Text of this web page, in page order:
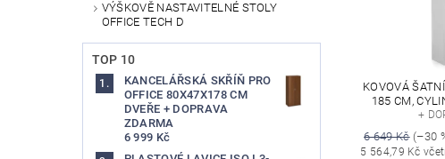
VÝŠKOVĚ NASTAVITELNÉ STOLY
OFFICE TECH D
TOP 10
KANCELÁŘSKÁ SKŘÍŇ PRO
OFFICE 80X47X178 CM
DVEŘE + DOPRAVA
ZDARMA
6 999 Kč
KOVOVÁ
185 CM,
+
6 649 Kč(–30
5 564,79 Kč